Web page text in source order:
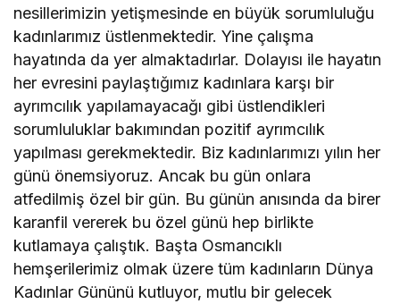
nesillerimizin yetişmesinde en büyük sorumluluğu
kadınlarımız üstlenmektedir. Yine çalışma
hayatında da yer almaktadırlar. Dolayısı ile hayatın
her evresini paylaştığımız kadınlara karşı bir
ayrımcılık yapılamayacağı gibi üstlendikleri
sorumluluklar bakımından pozitif ayrımcılık
yapılması gerekmektedir. Biz kadınlarımızı yılın her
günü önemsiyoruz. Ancak bu gün onlara
atfedilmiş özel bir gün. Bu günün anısında da birer
karanfil vererek bu özel günü hep birlikte
kutlamaya çalıştık. Başta Osmancıklı
hemşerilerimiz olmak üzere tüm kadınların Dünya
Kadınlar Gününü kutluyor, mutlu bir gelecek